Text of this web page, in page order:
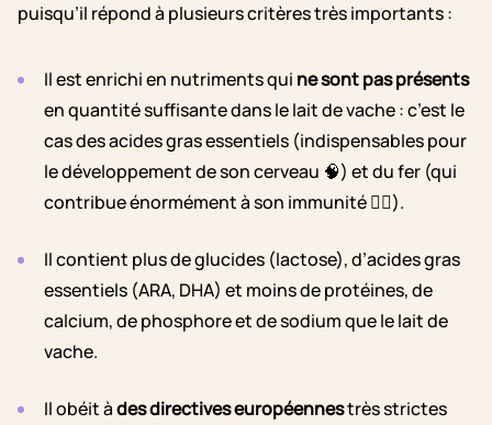
puisqu’il répond à plusieurs critères très importants :
Il est enrichi en nutriments qui ne sont pas présents
en quantité suffisante dans le lait de vache : c’est le
cas des acides gras essentiels (indispensables pour
le développement de son cerveau 🧠) et du fer (qui
contribue énormément à son immunité 👨‍⚕️).
Il contient plus de glucides (lactose), d’acides gras
essentiels (ARA, DHA) et moins de protéines, de
calcium, de phosphore et de sodium que le lait de
vache.
Il obéit àdes directives européennestrès strictes